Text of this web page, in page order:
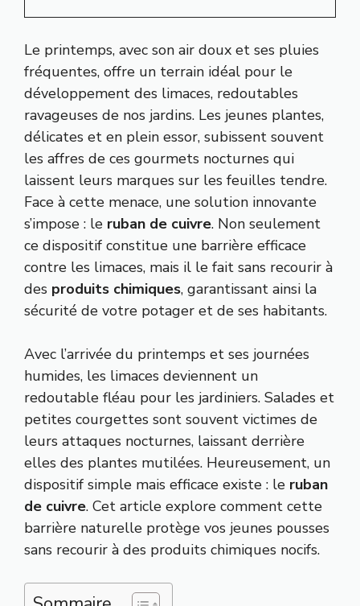
Le printemps, avec son air doux et ses pluies
fréquentes, offre un terrain idéal pour le
développement des limaces, redoutables
ravageuses de nos jardins. Les jeunes plantes,
délicates et en plein essor, subissent souvent
les affres de ces gourmets nocturnes qui
laissent leurs marques sur les feuilles tendre.
Face à cette menace, une solution innovante
s’impose : le ruban de cuivre. Non seulement
ce dispositif constitue une barrière efficace
contre les limaces, mais il le fait sans recourir à
des produits chimiques, garantissant ainsi la
sécurité de votre potager et de ses habitants.
Avec l’arrivée du printemps et ses journées
humides, les limaces deviennent un
redoutable fléau pour les jardiniers. Salades et
petites courgettes sont souvent victimes de
leurs attaques nocturnes, laissant derrière
elles des plantes mutilées. Heureusement, un
dispositif simple mais efficace existe : le ruban
de cuivre. Cet article explore comment cette
barrière naturelle protège vos jeunes pousses
sans recourir à des produits chimiques nocifs.